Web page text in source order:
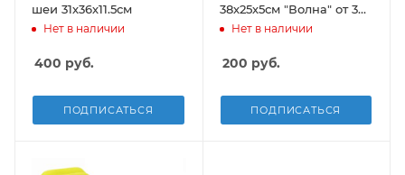
шеи 31х36х11.5см
Нет в наличии
400 руб.
ПОДПИСАТЬСЯ
38х25х5см "Волна" от 3
летНет в наличии
200 руб.
ПОДПИСАТЬСЯ